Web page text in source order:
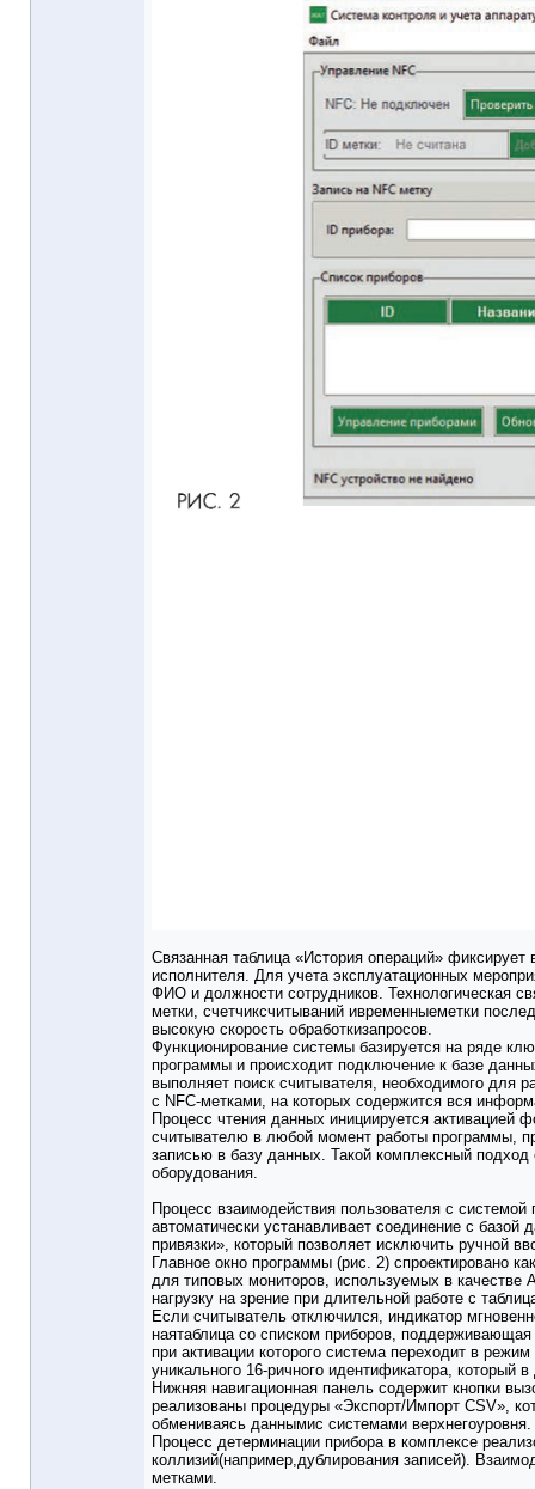
Связанная таблица «История операций»
исполнителя. Для учета эксплуатационных
ФИО и должности сотрудников. Технологическая
метки, счетчиксчитываний ивременныеметки
высокую скорость обработкизапросов.
Функционирование системы базируется на ряде
программы и происходит подключение к базе
выполняет поиск считывателя, необходимого для
с NFC-метками, на которых содержится вся
Процесс чтения данных инициируется активацией
считывателю в любой момент работы программы,
записью в базу данных. Такой комплексный
оборудования.
Процесс взаимодействия пользователя с
автоматически устанавливает соединение с базой
привязки», который позволяет исключить ручной
Главное окно программы (рис. 2) спроектировано
для типовых мониторов, используемых в
нагрузку на зрение при длительной работе с
Если считыватель отключился, индикатор
наятаблица со списком приборов,
при активации которого система переходит в
уникального 16-ричного идентификатора,
Нижняя навигационная панель содержит кнопки
реализованы процедуры «Экспорт/Импорт CSV»,
обмениваясь даннымис системами верхнегоуровня.
Процесс детерминации прибора в комплексе
коллизий(например,дублирования записей).
метками.